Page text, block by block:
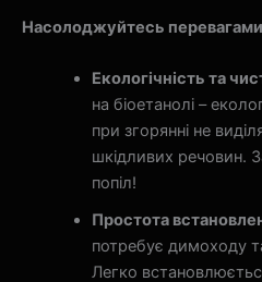
Насолоджуйтесь
Екологічність та
на біоетанолі –
при згорянні не
шкідливих речовин.
попіл!
Простота
потребує димоходу
Легко